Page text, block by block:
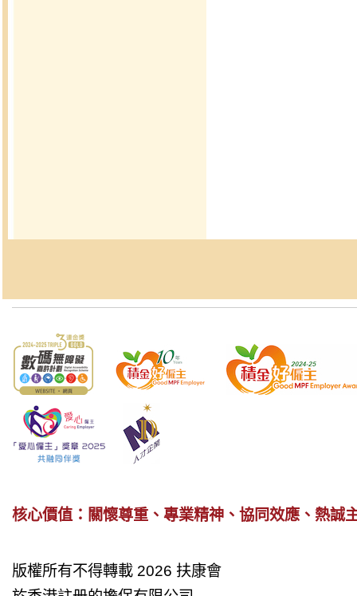
核心價值：關懷尊重、專業精神、協同效應、熱誠
版權所有不得轉載 2026 扶康會